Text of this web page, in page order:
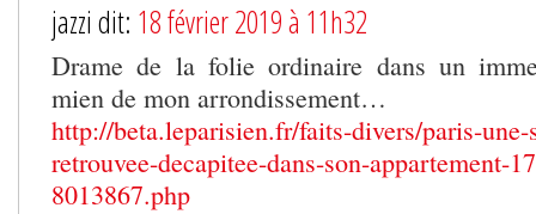
jazzi dit: 18 février 2019 à 11h32
Drame de la folie ordinaire dans un
mien de mon arrondissement…
http://beta.leparisien.fr/faits-divers/paris-une-
retrouvee-decapitee-dans-son-appartement-
8013867.php